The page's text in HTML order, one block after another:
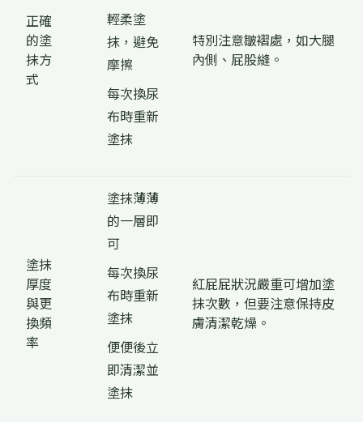
正確
的塗
抹方
式
輕柔塗
抹，避免
摩擦
每次換尿
布時重新
塗抹
特別注意皺褶處，如大腿
內側、屁股縫。
塗抹
厚度
與更
換頻
率
塗抹薄薄
的一層即
可
每次換尿
布時重新
塗抹
便便後立
即清潔並
塗抹
紅屁屁狀況嚴重可增加塗
抹次數，但要注意保持皮
膚清潔乾燥。